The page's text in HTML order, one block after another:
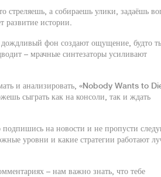
стреляешь, а собираешь улики, задаёшь
развитие истории.
дождливый фон создают ощущение, будто
– мрачные синтезаторы усиливают
и анализировать, «Nobody Wants to
сыграть как на консоли, так и ждать
подпишись на новости и не пропусти
уровни и какие стратегии работают
– нам важно знать, что тебе